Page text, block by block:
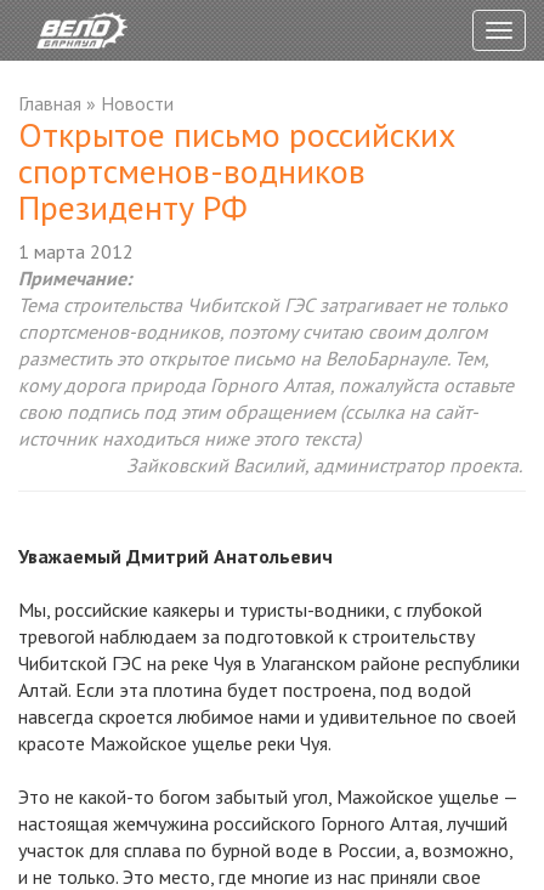
Главная » Новости
Открытое письмо российских
спортсменов-водников
Президенту РФ
1 марта 2012
Примечание:
Тема строительства Чибитской ГЭС затрагивает не только
спортсменов-водников, поэтому считаю своим долгом
разместить это открытое письмо на ВелоБарнауле. Тем,
кому дорога природа Горного Алтая, пожалуйста оставьте
свою подпись под этим обращением (ссылка на сайт-
источник находиться ниже этого текста)
Зайковский Василий, администратор проекта.
Уважаемый Дмитрий Анатольевич
Мы, российские каякеры и туристы-водники, с глубокой
тревогой наблюдаем за подготовкой к строительству
Чибитской ГЭС на реке Чуя в Улаганском районе республики
Алтай. Если эта плотина будет построена, под водой
навсегда скроется любимое нами и удивительное по своей
красоте Мажойское ущелье реки Чуя.
Это не какой-то богом забытый угол, Мажойское ущелье —
настоящая жемчужина российского Горного Алтая, лучший
участок для сплава по бурной воде в России, а, возможно,
и не только. Это место, где многие из нас приняли свое